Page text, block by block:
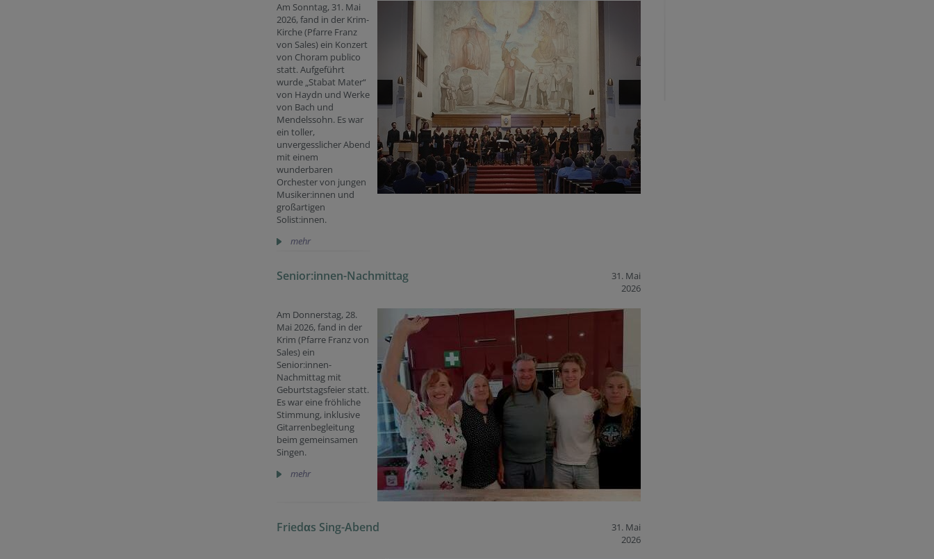
Am Sonntag, 31. Mai
2026, fand in der Krim-
Kirche (Pfarre Franz
von Sales) ein Konzert
von Choram publico
statt. Aufgeführt
wurde „Stabat Mater“
von Haydn und Werke
von Bach und
Mendelssohn. Es war
ein toller,
unvergesslicher Abend
mit einem
wunderbaren
Orchester von jungen
Musiker:innen und
großartigen
Solist:innen.
mehr
Senior:innen-Nachmittag
31. Mai
2026
Am Donnerstag, 28.
Mai 2026, fand in der
Krim (Pfarre Franz von
Sales) ein
Senior:innen-
Nachmittag mit
Geburtstagsfeier statt.
Es war eine fröhliche
Stimmung, inklusive
Gitarrenbegleitung
beim gemeinsamen
Singen.
mehr
Friedαs Sing-Abend
31. Mai
2026